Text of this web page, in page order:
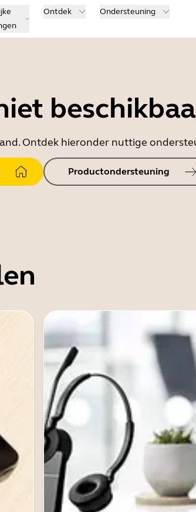
Ontdek Ondersteuning
Ontdek hieronder nuttige
Productondersteuning